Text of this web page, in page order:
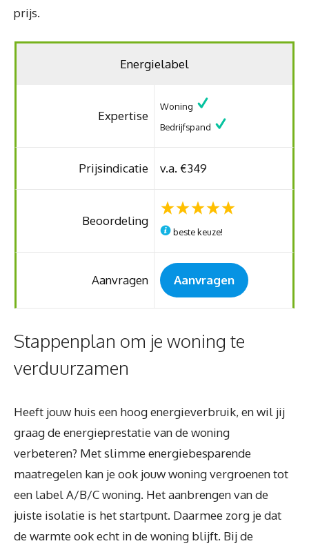
prijs.
Energielabel
Expertise
Woning
Bedrijfspand
Prijsindicatie v.a. €349
Beoordeling
beste keuze!
Aanvragen Aanvragen
Stappenplan om je woning te
verduurzamen
Heeft jouw huis een hoog energieverbruik, en wil jij
graag de energieprestatie van de woning
verbeteren? Met slimme energiebesparende
maatregelen kan je ook jouw woning vergroenen tot
een label A/B/C woning. Het aanbrengen van de
juiste isolatie is het startpunt. Daarmee zorg je dat
de warmte ook echt in de woning blijft. Bij de